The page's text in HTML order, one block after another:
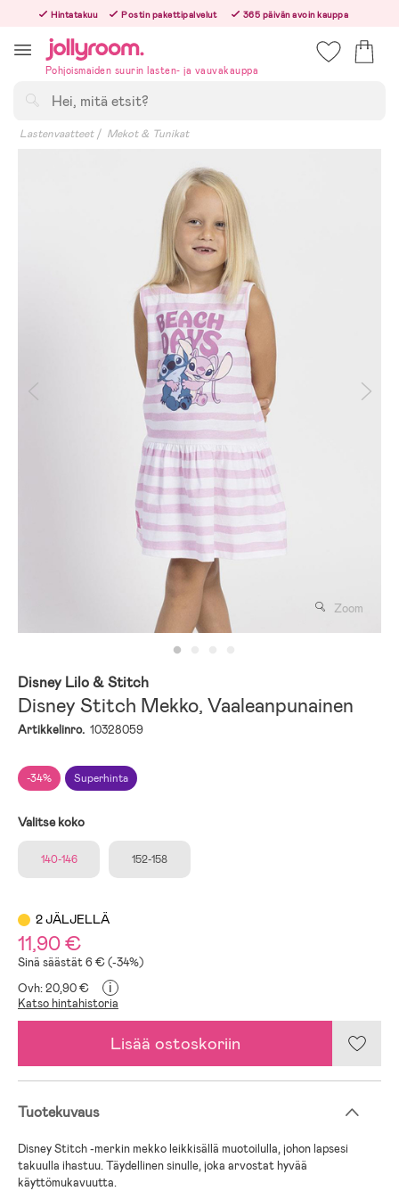
Hoppa
innehållet
Hintatakuu Postin pakettipalvelut
365 päivän avoin kauppa
Tilaa arkisin ennen klo 13.00 – lähetämme tilauksen jo samana päivänä!
Pohjoismaiden suurin lasten- ja vauvakauppa
Lastenvaatteet Mekot & Tunikat
Zoom
Disney Lilo & Stitch
Disney Stitch Mekko, Vaaleanpunainen
Artikkelinro. 10328059
-34% Superhinta
Valitse koko
140-146 152-158
2 JÄLJELLÄ
11,90 €
Sinä säästät 6 € (-34%)
Ovh: 20,90 €
i
Katso hintahistoria
Lisää ostoskoriin
Tuotekuvaus
Disney Stitch -merkin mekko leikkisällä muotoilulla, johon lapsesi
takuulla ihastuu. Täydellinen sinulle, joka arvostat hyvää
käyttömukavuutta.